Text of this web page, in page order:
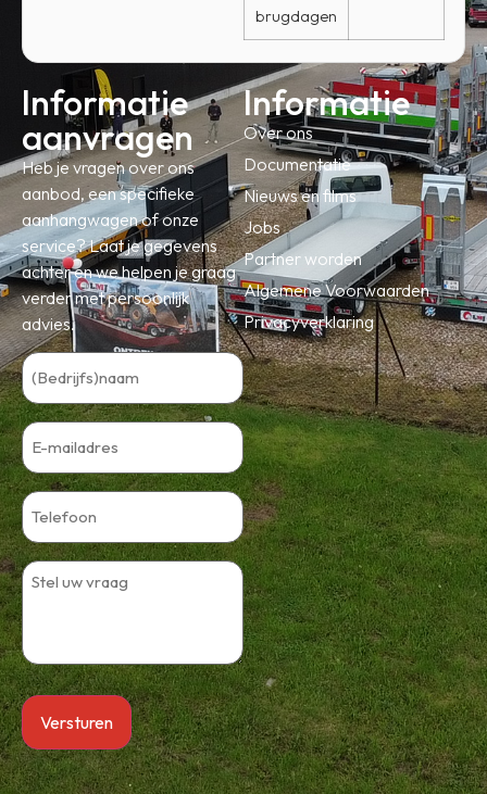
brugdagen
Informatie
aanvragen
Heb je vragen over ons
aanbod, een specifieke
aanhangwagen of onze
service? Laat je gegevens
achter en we helpen je graag
verder met persoonlijk
advies.
Informatie
Over ons
Documentatie
Nieuws en films
Jobs
Partner worden
Algemene Voorwaarden
Privacyverklaring